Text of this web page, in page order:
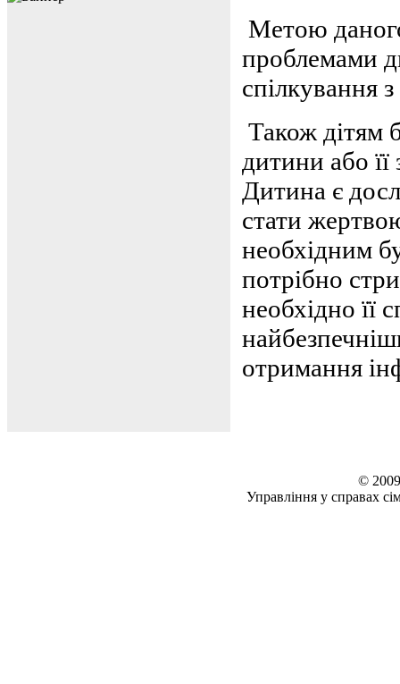
Метою
проблемами
спілкування
Також дітям
дитини або
Дитина є
стати
необхідним
потрібно
необхідно її
отримання
©
Управління у справах